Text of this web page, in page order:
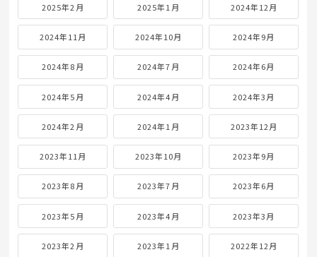
2025年2月 2025年1月 2024年12月
2024年11月 2024年10月 2024年9月
2024年8月 2024年7月 2024年6月
2024年5月 2024年4月 2024年3月
2024年2月 2024年1月 2023年12月
2023年11月 2023年10月 2023年9月
2023年8月 2023年7月 2023年6月
2023年5月 2023年4月 2023年3月
2023年2月 2023年1月 2022年12月